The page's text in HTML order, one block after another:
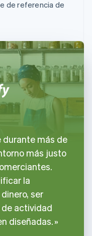
de referencia de
durante más de
más justo
la
ser
actividad
diseñadas.